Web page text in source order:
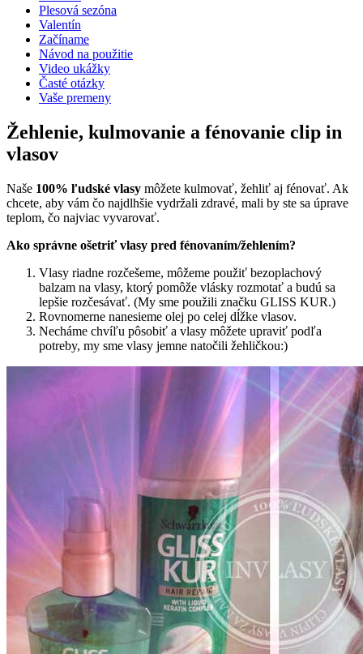
Plesová sezóna
Valentín
Začíname
Návod na použitie
Video ukážky
Časté otázky
Vaše premeny
Žehlenie, kulmovanie a fénovanie clip in
vlasov
Naše 100% ľudské vlasy môžete kulmovať, žehliť aj fénovať. Ak
chcete, aby vám čo najdlhšie vydržali zdravé, mali by ste sa úprave
teplom, čo najviac vyvarovať.
Ako správne ošetriť vlasy pred fénovaním/žehlením?
Vlasy riadne rozčešeme, môžeme použiť bezoplachový
balzam na vlasy, ktorý pomôže vlásky rozmotať a budú sa
lepšie rozčesávať. (My sme použili značku GLISS KUR.)
Rovnomerne nanesieme olej po celej dĺžke vlasov.
Necháme chvíľu pôsobiť a vlasy môžete upraviť podľa
potreby, my sme vlasy jemne natočili žehličkou:)